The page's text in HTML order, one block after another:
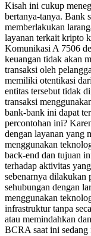
Kisah ini cukup
bertanya-tanya. Bank
memberlakukan
layanan terkait kripto
Komunikasi A 7506
keuangan tidak akan
transaksi oleh
memiliki otentikasi
entitas tersebut tidak
transaksi
bank-bank ini dapat
percontohan ini?
dengan layanan yang
menggunakan
back-end dan tujuan
terhadap aktivitas
sebenarnya dilakukan
sehubungan dengan
menggunakan
infrastruktur tanpa
atau memindahkan
BCRA saat ini